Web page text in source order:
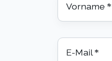
Vorname *
E-Mail *